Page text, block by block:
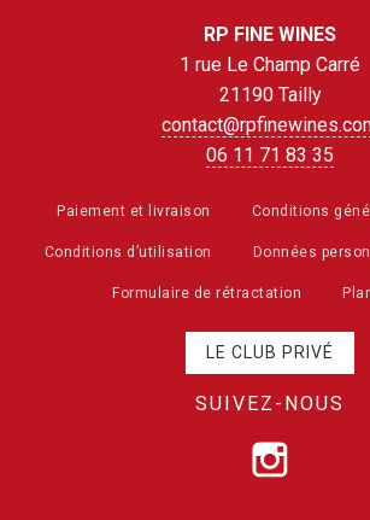
RP FINE WINES
1 rue Le Champ Carré
21190 Tailly
06 11 71 83 35
Paiement et livraison Conditions
Conditions d’utilisation Données
Formulaire de rétractation
LE CLUB PRIVÉ
SUIVEZ-NOUS